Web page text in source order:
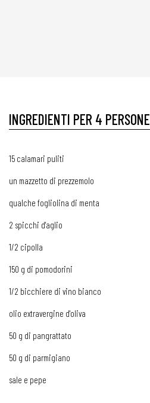
INGREDIENTI PER 4 PERSONE
15 calamari puliti
un mazzetto di prezzemolo
qualche fogliolina di menta
2 spicchi d'aglio
1/2 cipolla
150 g di pomodorini
1/2 bicchiere di vino bianco
olio extravergine d'oliva
50 g di pangrattato
50 g di parmigiano
sale e pepe